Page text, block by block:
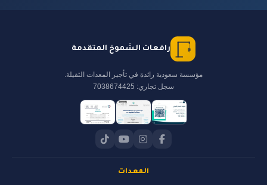
رافعات الشموخ المتقدمة
مؤسسة سعودية رائدة في تأجير المعدات الثقيلة.
سجل تجاري: 7038674425
المعدات